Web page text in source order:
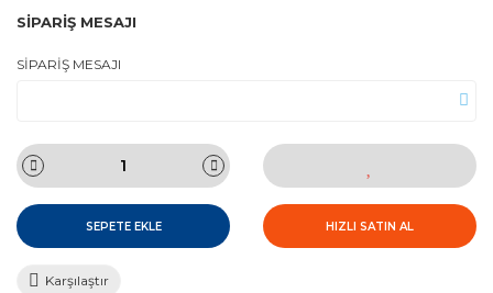
SİPARİŞ MESAJI
SİPARİŞ MESAJI
SEPETE EKLE HIZLI SATIN AL
Karşılaştır